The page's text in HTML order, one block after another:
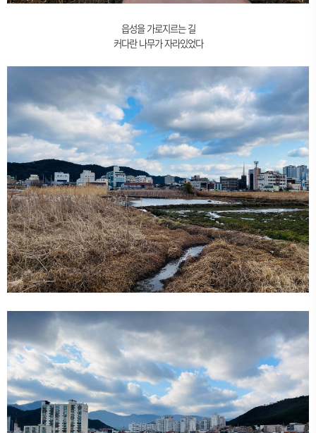
읍성을 가로지르는 길
커다란 나무가 자라있었다